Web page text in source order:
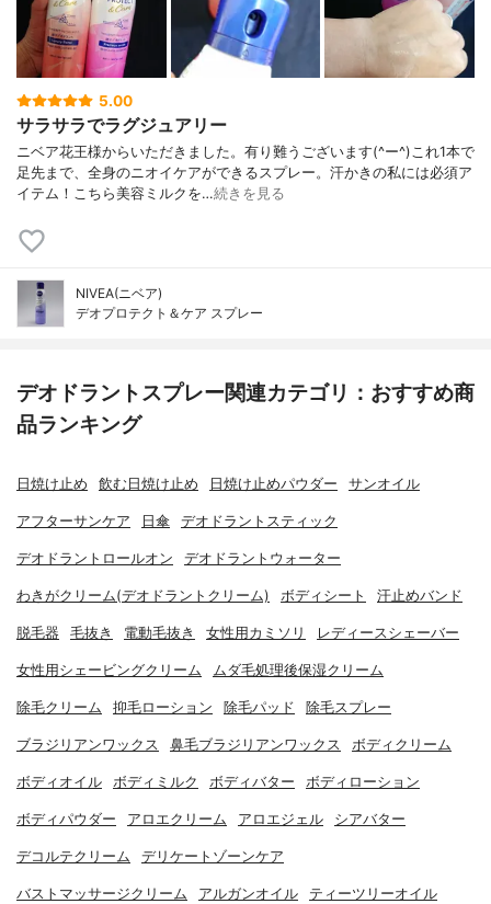
5.00
サラサラでラグジュアリー
ニベア花王様からいただきました。有り難うございます(^ー^)これ1本で
足先まで、全身のニオイケアができるスプレー。汗かきの私には必須ア
イテム！こちら美容ミルクを…続きを見る
NIVEA(ニベア)
デオプロテクト＆ケア スプレー
デオドラントスプレー関連カテゴリ：おすすめ商
品ランキング
日焼け止め 飲む日焼け止め 日焼け止めパウダー サンオイル
アフターサンケア 日傘 デオドラントスティック
デオドラントロールオン デオドラントウォーター
わきがクリーム(デオドラントクリーム) ボディシート 汗止めバンド
脱毛器 毛抜き 電動毛抜き 女性用カミソリ レディースシェーバー
女性用シェービングクリーム ムダ毛処理後保湿クリーム
除毛クリーム 抑毛ローション 除毛パッド 除毛スプレー
ブラジリアンワックス 鼻毛ブラジリアンワックス ボディクリーム
ボディオイル ボディミルク ボディバター ボディローション
ボディパウダー アロエクリーム アロエジェル シアバター
デコルテクリーム デリケートゾーンケア
バストマッサージクリーム アルガンオイル ティーツリーオイル